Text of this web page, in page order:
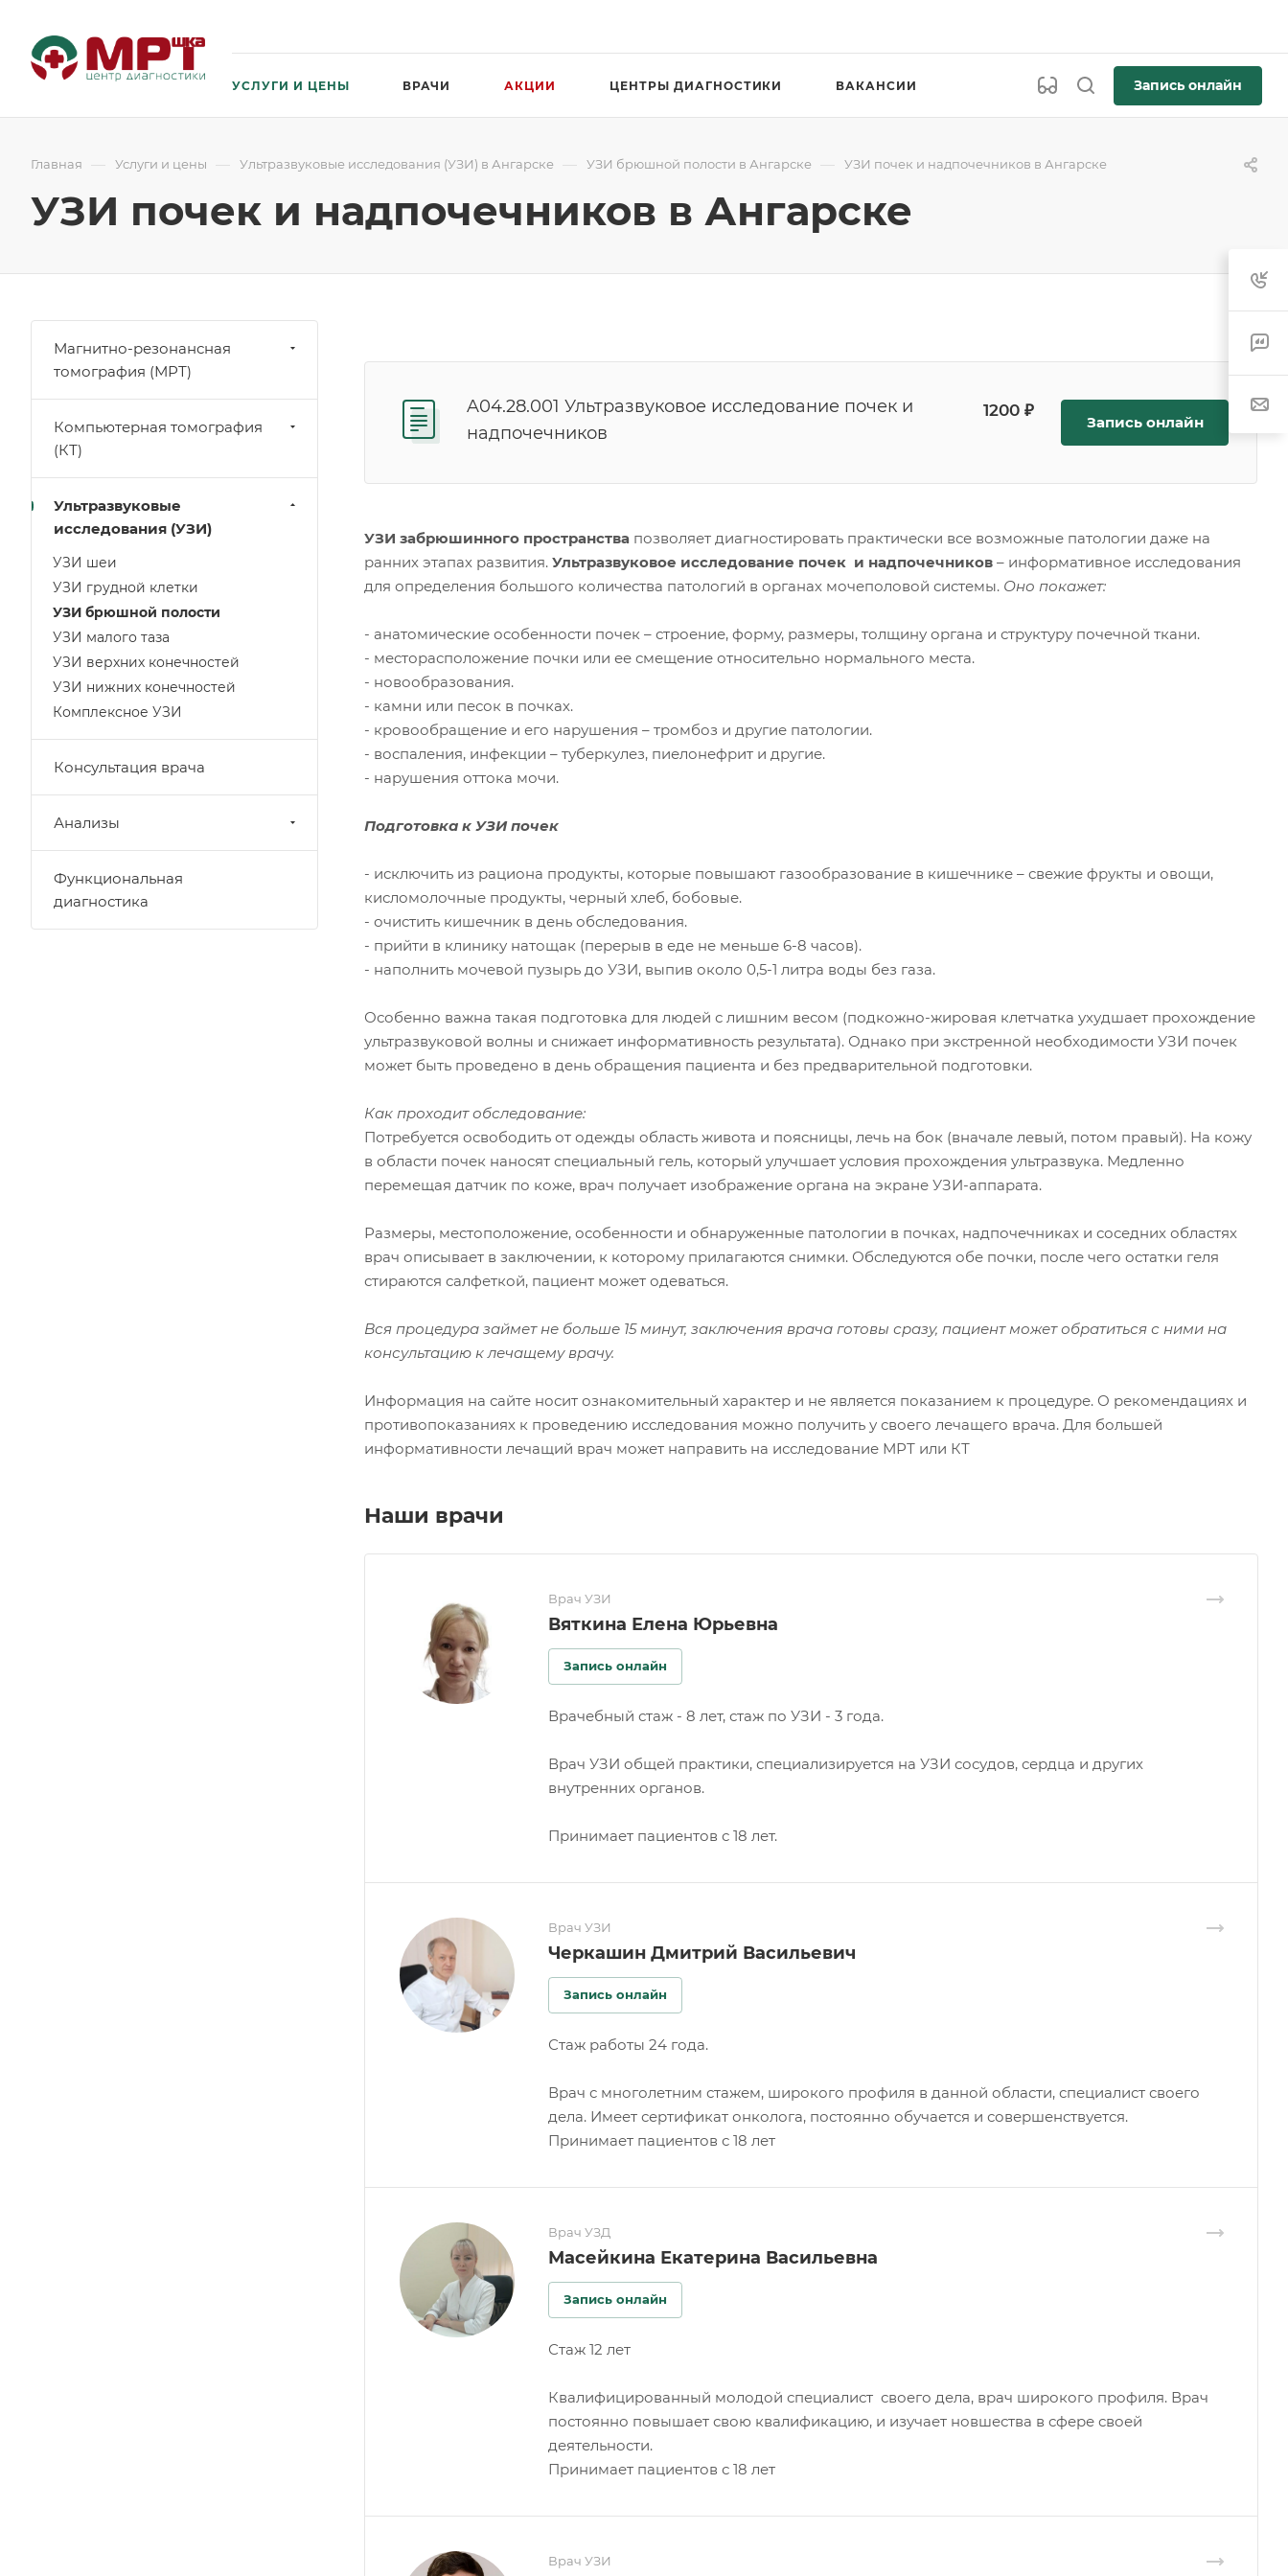
УСЛУГИ И ЦЕНЫ ВРАЧИ АКЦИИ ЦЕНТРЫ ДИАГНОСТИКИ ВАКАНСИИ Запись онлайн
Главная — Услуги и цены — Ультразвуковые исследования (УЗИ) в Ангарске — УЗИ брюшной полости в Ангарске — УЗИ почек и надпочечников в Ангарске
УЗИ почек и надпочечников в Ангарске
A04.28.001 Ультразвуковое исследование почек и
надпочечников
1200 ₽
Запись онлайн
УЗИ забрюшинного пространства позволяет диагностировать практически все возможные патологии даже на
ранних этапах развития. Ультразвуковое исследование почек и надпочечников – информативное исследования
для определения большого количества патологий в органах мочеполовой системы. Оно покажет:
- анатомические особенности почек – строение, форму, размеры, толщину органа и структуру почечной ткани.
- месторасположение почки или ее смещение относительно нормального места.
- новообразования.
- камни или песок в почках.
- кровообращение и его нарушения – тромбоз и другие патологии.
- воспаления, инфекции – туберкулез, пиелонефрит и другие.
- нарушения оттока мочи.
Подготовка к УЗИ почек
- исключить из рациона продукты, которые повышают газообразование в кишечнике – свежие фрукты и овощи,
кисломолочные продукты, черный хлеб, бобовые.
- очистить кишечник в день обследования.
- прийти в клинику натощак (перерыв в еде не меньше 6-8 часов).
- наполнить мочевой пузырь до УЗИ, выпив около 0,5-1 литра воды без газа.
Особенно важна такая подготовка для людей с лишним весом (подкожно-жировая клетчатка ухудшает прохождение
ультразвуковой волны и снижает информативность результата). Однако при экстренной необходимости УЗИ почек
может быть проведено в день обращения пациента и без предварительной подготовки.
Как проходит обследование:
Потребуется освободить от одежды область живота и поясницы, лечь на бок (вначале левый, потом правый). На кожу
в области почек наносят специальный гель, который улучшает условия прохождения ультразвука. Медленно
перемещая датчик по коже, врач получает изображение органа на экране УЗИ-аппарата.
Размеры, местоположение, особенности и обнаруженные патологии в почках, надпочечниках и соседних областях
врач описывает в заключении, к которому прилагаются снимки. Обследуются обе почки, после чего остатки геля
стираются салфеткой, пациент может одеваться.
Вся процедура займет не больше 15 минут, заключения врача готовы сразу, пациент может обратиться с ними на
консультацию к лечащему врачу.
Информация на сайте носит ознакомительный характер и не является показанием к процедуре. О рекомендациях и
противопоказаниях к проведению исследования можно получить у своего лечащего врача. Для большей
информативности лечащий врач может направить на исследование МРТ или КТ
Наши врачи
Врач УЗИ
Вяткина Елена Юрьевна
Запись онлайн
Врачебный стаж - 8 лет, стаж по УЗИ - 3 года.
Врач УЗИ общей практики, специализируется на УЗИ сосудов, сердца и других
внутренних органов.
Принимает пациентов с 18 лет.
Врач УЗИ
Черкашин Дмитрий Васильевич
Запись онлайн
Стаж работы 24 года.
Врач с многолетним стажем, широкого профиля в данной области, специалист своего
дела. Имеет сертификат онколога, постоянно обучается и совершенствуется.
Принимает пациентов с 18 лет
Врач УЗД
Масейкина Екатерина Васильевна
Запись онлайн
Стаж 12 лет
Квалифицированный молодой специалист своего дела, врач широкого профиля. Врач
постоянно повышает свою квалификацию, и изучает новшества в сфере своей
деятельности.
Принимает пациентов с 18 лет
Врач УЗИ
Магнитно-резонансная
томография (МРТ)
Компьютерная томография
(КТ)
Ультразвуковые
исследования (УЗИ)
УЗИ шеи
УЗИ грудной клетки
УЗИ брюшной полости
УЗИ малого таза
УЗИ верхних конечностей
УЗИ нижних конечностей
Комплексное УЗИ
Консультация врача
Анализы
Функциональная
диагностика